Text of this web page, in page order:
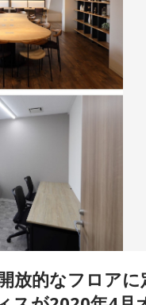
放的なフロアに